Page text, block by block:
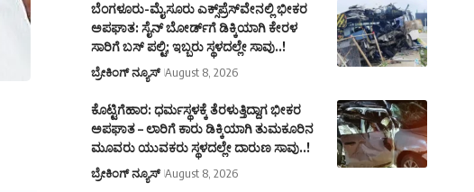
ಬೆಂಗಳೂರು-ಮೈಸೂರು ಎಕ್ಸ್‌ಪ್ರೆಸ್‌ವೇನಲ್ಲಿ ಭೀಕರ
ಅಪಘಾತ: ಸೈನ್ ಬೋರ್ಡ್‌ಗೆ ಡಿಕ್ಕಿಯಾಗಿ ಕೇರಳ
ಸಾರಿಗೆ ಬಸ್ ಪಲ್ಟಿ; ಇಬ್ಬರು ಸ್ಥಳದಲ್ಲೇ ಸಾವು..!
ಬ್ರೇಕಿಂಗ್ ನ್ಯೂಸ್ August 8, 2026
ಕೊಟ್ಟಿಗೆಹಾರ: ಧರ್ಮಸ್ಥಳಕ್ಕೆ ತೆರಳುತ್ತಿದ್ದಾಗ ಭೀಕರ
ಅಪಘಾತ – ಲಾರಿಗೆ ಕಾರು ಡಿಕ್ಕಿಯಾಗಿ ತುಮಕೂರಿನ
ಮೂವರು ಯುವಕರು ಸ್ಥಳದಲ್ಲೇ ದಾರುಣ ಸಾವು..!
ಬ್ರೇಕಿಂಗ್ ನ್ಯೂಸ್ August 8, 2026